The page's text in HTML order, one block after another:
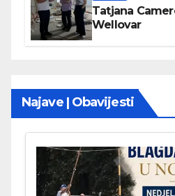
Tatjana
Wellovar
Najave | Obavijesti